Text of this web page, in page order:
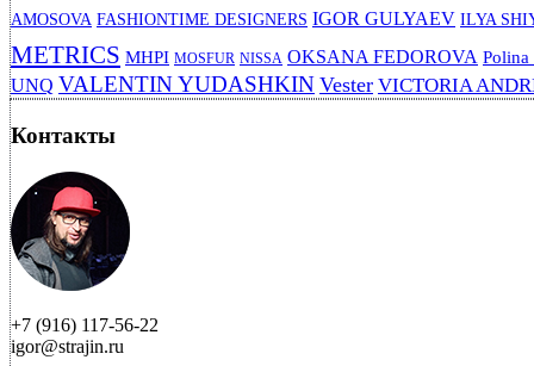
AMOSOVA FASHIONTIME DESIGNERS IGOR GULYAEV ILYA
METRICS MHPI MOSFUR NISSA OKSANA FEDOROVA Polina
UNQ VALENTIN YUDASHKIN Vester VICTORIA
Контакты
+7 (916) 117-56-22
igor@strajin.ru